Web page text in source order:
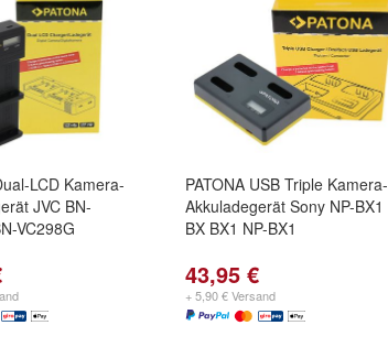
LCD Kamera-
JVC BN-
VC298G
PATONA USB Triple Kamera-
Akkuladegerät Sony NP-BX1
BX BX1 NP-BX1
43,95 €
+ 5,90 € Versand